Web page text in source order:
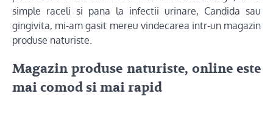
simple raceli si pana la infectii urinare, Candida sau
gingivita, mi-am gasit mereu vindecarea intr-un magazin
produse naturiste.
Magazin produse naturiste, online este
mai comod si mai rapid